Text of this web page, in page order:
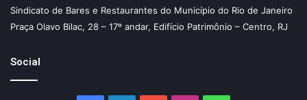
Sindicato de Bares e Restaurantes do Município do Rio de Janeiro
Praça Olavo Bilac, 28 – 17º andar, Edifício Patrimônio – Centro, RJ
Social